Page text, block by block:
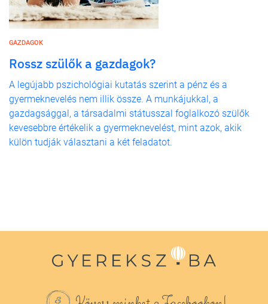
GAZDAGOK
Rossz szülők a gazdagok?
A legújabb pszichológiai kutatás szerint a pénz és a
gyermeknevelés nem illik össze. A munkájukkal, a
gazdagsággal, a társadalmi státusszal foglalkozó szülők
kevesebbre értékelik a gyermeknevelést, mint azok, akik
külön tudják választani a két feladatot.